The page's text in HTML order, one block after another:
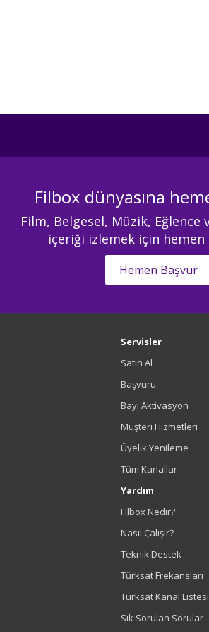
Filbox dünyasına
Film, Belgesel, Müzik, Eğlence
içeriği izlemek için hemen
Hemen Başvur
Servisler
Satın Al
Başvuru
Bayi Aktivasyon
Müşteri Hizmetleri
Üyelik Yenileme
Tüm Kanallar
Yardım
Filbox Nedir?
Nasıl Çalışır?
Teknik Destek
Türksat Frekansları
Türksat Kanal Listesi
Sık Sorulan Sorular